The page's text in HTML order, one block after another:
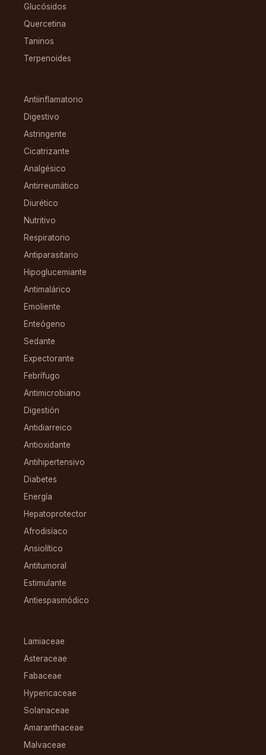
Glucósidos
Quercetina
Taninos
Terpenoides
Antiinflamatorio
Digestivo
Astringente
Cicatrizante
Analgésico
Antirreumático
Diurético
Nutritivo
Respiratorio
Antiparasitario
Hipoglucemiante
Antimalárico
Emoliente
Enteógeno
Sedante
Expectorante
Febrífugo
Antimicrobiano
Digestión
Antidiarreico
Antioxidante
Antihipertensivo
Diabetes
Energía
Hepatoprotector
Afrodisíaco
Ansiolítico
Antitumoral
Estimulante
Antiespasmódico
Lamiaceae
Asteraceae
Fabaceae
Hypericaceae
Solanaceae
Amaranthaceae
Malvaceae